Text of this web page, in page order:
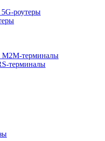
роутеры
терминалы
терминалы